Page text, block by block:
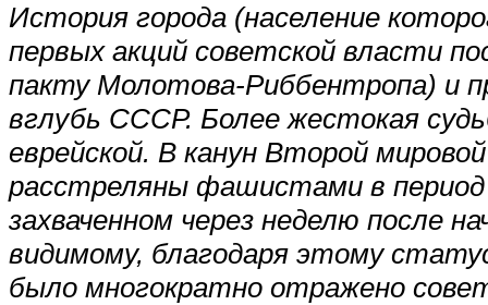
История города (население
первых акций советской власти
пакту Молотова-Риббентропа) и
вглубь СССР. Более жестокая
еврейской. В канун Второй
расстреляны фашистами в период
захваченном через неделю после
видимому, благодаря этому
было многократно отражено